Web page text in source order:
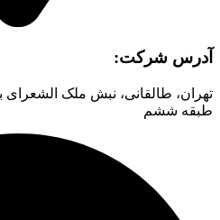
آدرس شرکت:
طبقه ششم